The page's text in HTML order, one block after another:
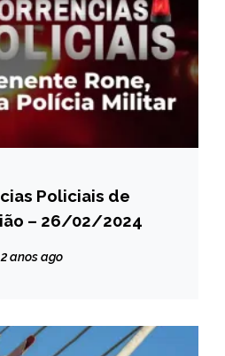
Policiais de
– 26/02/2024
2 anos ago